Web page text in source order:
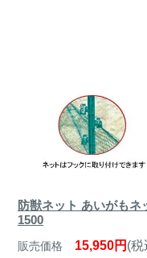
防獣ネット あいがもネ
1500
販売価格 15,950円 (税